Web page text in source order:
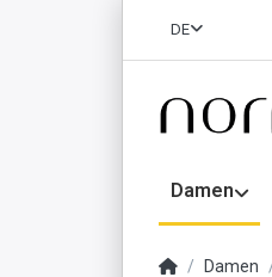
DE
Damen
Damen